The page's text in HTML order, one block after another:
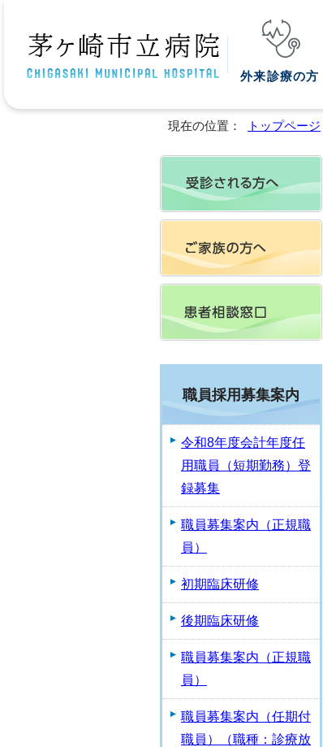
外来診療の方
現在の位置： トップページ
職員採用募集案内
令和8年度会計年度任
用職員（短期勤務）登
録募集
職員募集案内（正規職
員）
初期臨床研修
後期臨床研修
職員募集案内（正規職
員）
職員募集案内（任期付
職員）（職種：診療放